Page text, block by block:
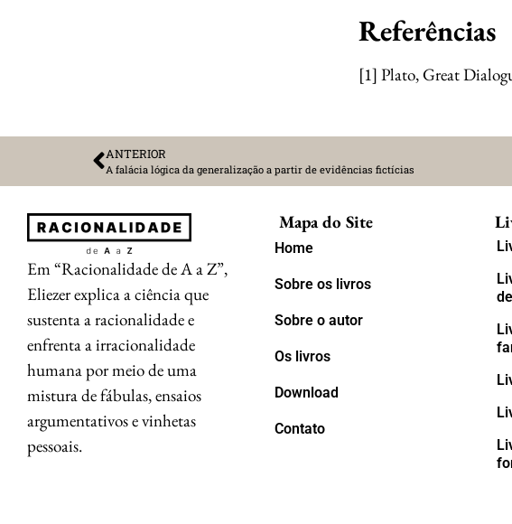
Referências
[1] Plato, Great
ANTERIOR
A falácia lógica da generalização a partir de evidências fictícias
Em “Racionalidade de A a Z”,
Eliezer explica a ciência que
sustenta a racionalidade e
enfrenta a irracionalidade
humana por meio de uma
mistura de fábulas, ensaios
argumentativos e vinhetas
pessoais.
Mapa do Site
Home
Sobre os livros
Sobre o autor
Os livros
Download
Contato